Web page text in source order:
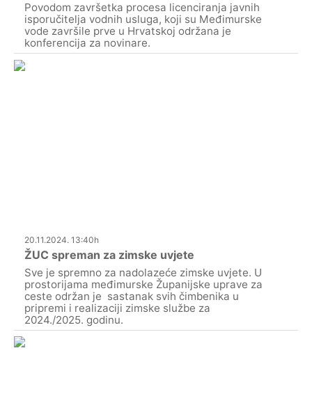
Povodom završetka procesa licenciranja javnih
isporučitelja vodnih usluga, koji su Međimurske
vode završile prve u Hrvatskoj održana je
konferencija za novinare.
20.11.2024. 13:40h
ŽUC spreman za zimske uvjete
Sve je spremno za nadolazeće zimske uvjete. U
prostorijama međimurske Županijske uprave za
ceste održan je sastanak svih čimbenika u
pripremi i realizaciji zimske službe za
2024./2025. godinu.